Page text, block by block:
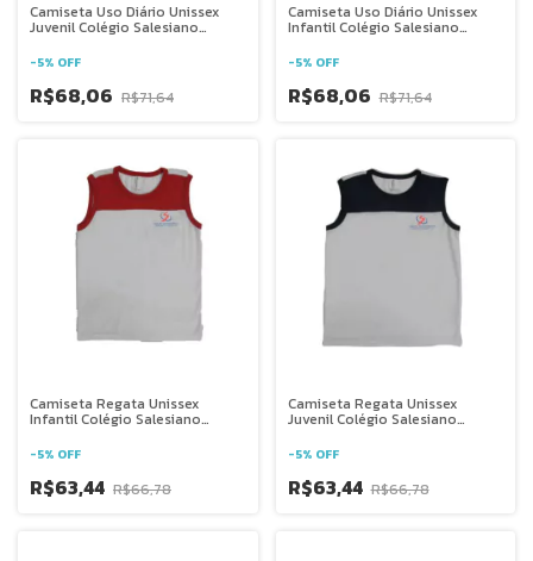
Camiseta Uso Diário Unissex
Juvenil Colégio Salesiano
-5% OFF
R$68,06 R$71,64
Camiseta Uso Diário Unissex
Infantil Colégio Salesiano
-5% OFF
R$68,06 R$71,64
Camiseta Regata Unissex
Infantil Colégio Salesiano
-5% OFF
R$63,44 R$66,78
Camiseta Regata Unissex
Juvenil Colégio Salesiano
-5% OFF
R$63,44 R$66,78